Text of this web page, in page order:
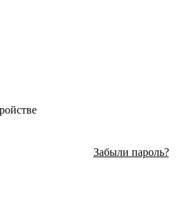
Забыли пароль?